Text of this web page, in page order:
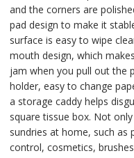
and the corners are
pad design to make it
surface is easy to wipe
mouth design, which
jam when you pull out the
holder, easy to change
a storage caddy helps
square tissue box. Not
sundries at home, such
control, cosmetics,